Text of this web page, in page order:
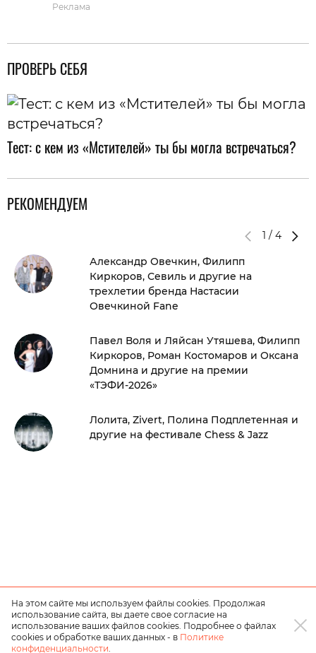
Реклама
ПРОВЕРЬ СЕБЯ
Тест: с кем из «Мстителей» ты бы могла встречаться?
РЕКОМЕНДУЕМ
1 / 4
Александр Овечкин, Филипп
Киркоров, Севиль и другие на
трехлетии бренда Настасии
Овечкиной Fane
Павел Воля и Ляйсан Утяшева, Филипп
Киркоров, Роман Костомаров и Оксана
Домнина и другие на премии
«ТЭФИ-2026»
Лолита, Zivert, Полина Подплетенная и
другие на фестивале Chess & Jazz
На этом сайте мы используем файлы cookies. Продолжая
использование сайта, вы даете свое согласие на
использование ваших файлов cookies. Подробнее о файлах
cookies и обработке ваших данных - в Политике
конфиденциальности.